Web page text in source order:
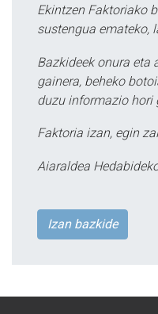
Ekintzen Faktoriako
sustengua emateko,
Bazkideek onura eta
gainera, beheko
duzu informazio hori
Faktoria izan, egin
Aiaraldea
Izan bazkide